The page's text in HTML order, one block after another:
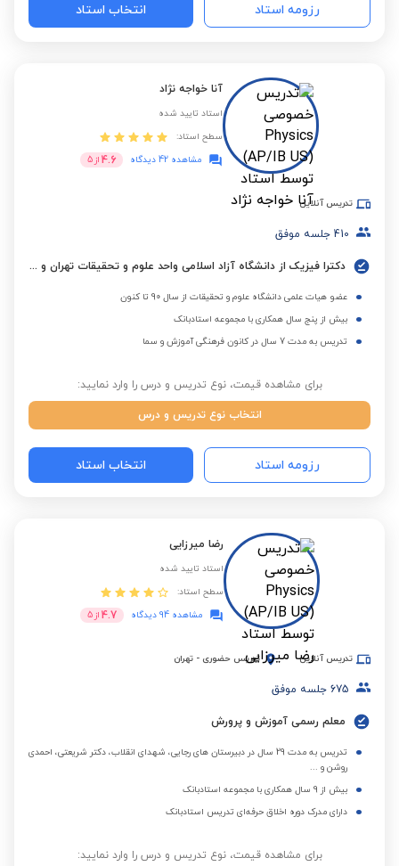
رزومه استاد انتخاب استاد
آنا خواجه نژاد
استاد تایید شده
سطح استاد:
مشاهده 42 دیدگاه
4.6 از 5
تدریس آنلاین
410 جلسه موفق
دکترا فیزیک از دانشگاه آزاد اسلامی واحد علوم و تحقیقات تهران و کسب مدرک ایلتس
عضو هیات علمی دانشگاه علوم و تحقیقات از سال 90 تا کنون
بیش از پنج سال همکاری با مجموعه استادبانک
تدریس به مدت 7 سال در کانون فرهنگی آموزش و سما
برای مشاهده قیمت، نوع تدریس و درس را وارد نمایید:
انتخاب نوع تدریس و درس
رزومه استاد انتخاب استاد
رضا میرزایی
استاد تایید شده
سطح استاد:
مشاهده 94 دیدگاه
4.7 از 5
تدریس آنلاین تدریس حضوری - تهران
675 جلسه موفق
معلم رسمی آموزش و پرورش
تدریس به مدت 29 سال در دبیرستان های رجایی، شهدای انقلاب، دکتر شریعتی، احمدی
روشن و ...
بیش از 9 سال همکاری با مجموعه استادبانک
دارای مدرک دوره اخلاق حرفه‌ای تدریس استادبانک
برای مشاهده قیمت، نوع تدریس و درس را وارد نمایید: